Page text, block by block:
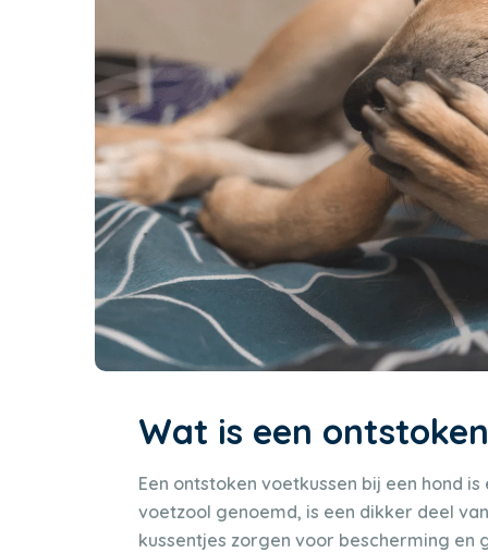
Wat is een
Een ontstoken voetkussen bij een hond
voetzool genoemd, is een dikker deel
kussentjes zorgen voor bescherming en